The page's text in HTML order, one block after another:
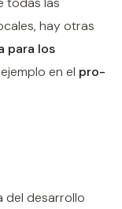
hay otras
para los
en el pro-
del desarrollo